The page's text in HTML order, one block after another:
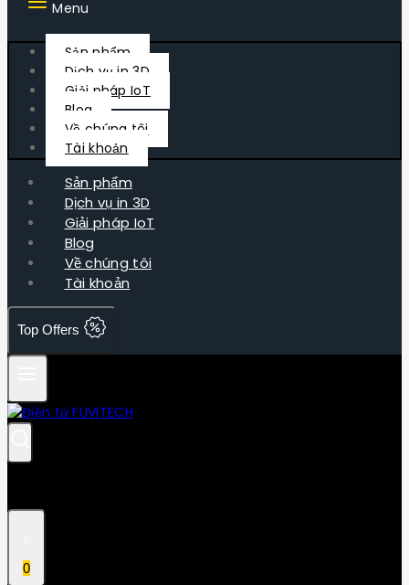
Menu
Sản phẩm
Dịch vụ in 3D
Giải pháp IoT
Blog
Về chúng tôi
Tài khoản
Sản phẩm
Dịch vụ in 3D
Giải pháp IoT
Blog
Về chúng tôi
Tài khoản
Top Offers
0